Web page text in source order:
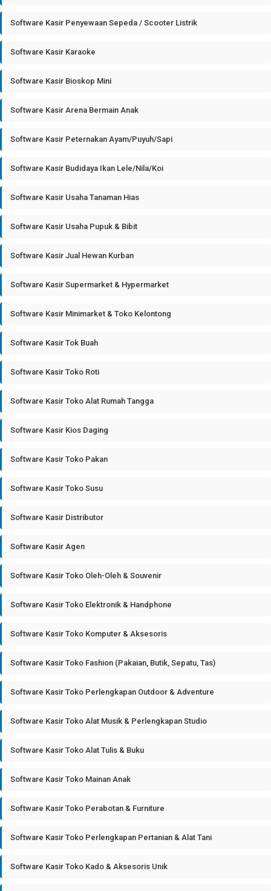
Software Kasir Penyewaan Sepeda / Scooter Listrik
Software Kasir Karaoke
Software Kasir Bioskop Mini
Software Kasir Arena Bermain Anak
Software Kasir Peternakan Ayam/Puyuh/Sapi
Software Kasir Budidaya Ikan Lele/Nila/Koi
Software Kasir Usaha Tanaman Hias
Software Kasir Usaha Pupuk & Bibit
Software Kasir Jual Hewan Kurban
Software Kasir Supermarket & Hypermarket
Software Kasir Minimarket & Toko Kelontong
Software Kasir Tok Buah
Software Kasir Toko Roti
Software Kasir Toko Alat Rumah Tangga
Software Kasir Kios Daging
Software Kasir Toko Pakan
Software Kasir Toko Susu
Software Kasir Distributor
Software Kasir Agen
Software Kasir Toko Oleh-Oleh & Souvenir
Software Kasir Toko Elektronik & Handphone
Software Kasir Toko Komputer & Aksesoris
Software Kasir Toko Fashion (Pakaian, Butik, Sepatu, Tas)
Software Kasir Toko Perlengkapan Outdoor & Adventure
Software Kasir Toko Alat Musik & Perlengkapan Studio
Software Kasir Toko Alat Tulis & Buku
Software Kasir Toko Mainan Anak
Software Kasir Toko Perabotan & Furniture
Software Kasir Toko Perlengkapan Pertanian & Alat Tani
Software Kasir Toko Kado & Aksesoris Unik